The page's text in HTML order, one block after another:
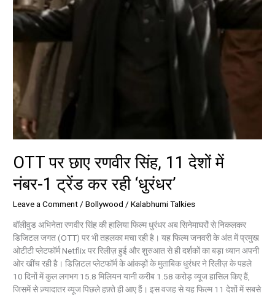
OTT पर छाए रणवीर सिंह, 11 देशों में
नंबर-1 ट्रेंड कर रही ‘धुरंधर’
Leave a Comment/Bollywood /Kalabhumi Talkies
बॉलीवुड अभिनेता रणवीर सिंह की हालिया फिल्म धुरंधर अब सिनेमाघरों से निकलकर
डिजिटल जगत (OTT) पर भी तहलका मचा रही है। यह फिल्म जनवरी के अंत में प्रमुख
ओटीटी प्लेटफॉर्म Netflix पर रिलीज़ हुई और शुरुआत से ही दर्शकों का बड़ा ध्यान अपनी
ओर खींच रही है। डिज़िटल प्लेटफॉर्म के आंकड़ों के मुताबिक धुरंधर ने रिलीज़ के पहले
10 दिनों में कुल लगभग 15.8 मिलियन यानी करीब 1.58 करोड़ व्यूज हासिल किए हैं,
जिसमें से ज़्यादातर व्यूज पिछले हफ़्ते ही आए हैं। इस वजह से यह फिल्म 11 देशों में सबसे
ट्रेंड
कर